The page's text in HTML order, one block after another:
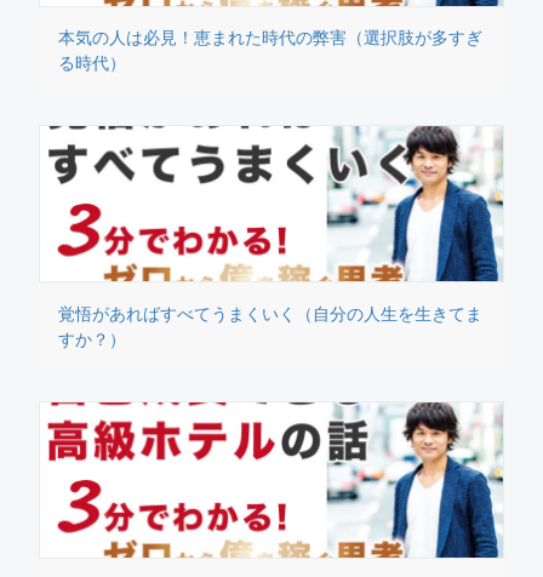
本気の人は必見！恵まれた時代の弊害（選択肢が多すぎ
る時代）
覚悟があればすべてうまくいく（自分の人生を生きてま
すか？）